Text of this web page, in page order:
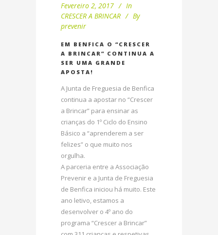
Fevereiro 2, 2017
In
CRESCER A BRINCAR
By
prevenir
EM BENFICA O “CRESCER
A BRINCAR” CONTINUA A
SER UMA GRANDE
APOSTA!
A Junta de Freguesia de Benfica
continua a apostar no “Crescer
a Brincar” para ensinar as
crianças do 1º Ciclo do Ensino
Básico a “aprenderem a ser
felizes” o que muito nos
orgulha.
A parceria entre a Associação
Prevenir e a Junta de Freguesia
de Benfica iniciou há muito. Este
ano letivo, estamos a
desenvolver o 4º ano do
programa “Crescer a Brincar”